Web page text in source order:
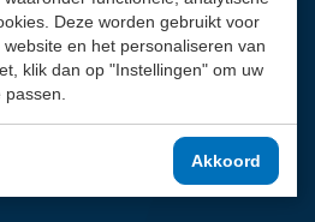
Deze worden gebruikt voor
en het personaliseren van
klik dan op "Instellingen" om uw
Akkoord